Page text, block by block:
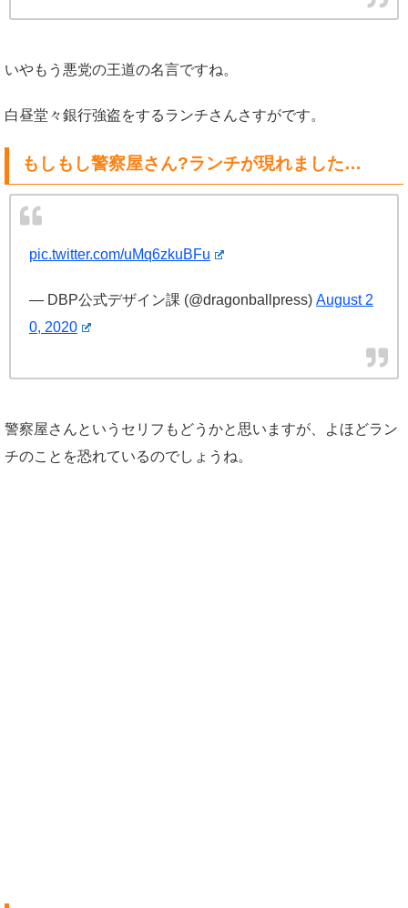
いやもう悪党の王道の名言ですね。
白昼堂々銀行強盗をするランチさんさすがです。
もしもし警察屋さん?ランチが現れました…
pic.twitter.com/uMq6zkuBFu
— DBP公式デザイン課 (@dragonballpress) August 2
0, 2020
警察屋さんというセリフもどうかと思いますが、よほどラン
チのことを恐れているのでしょうね。